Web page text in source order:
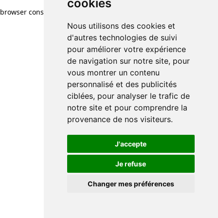
cookies
Nous utilisons des cookies et
d'autres technologies de suivi
pour améliorer votre expérience
de navigation sur notre site, pour
vous montrer un contenu
personnalisé et des publicités
ciblées, pour analyser le trafic de
notre site et pour comprendre la
provenance de nos visiteurs.
J'accepte
Je refuse
Changer mes préférences
browser console for more information)